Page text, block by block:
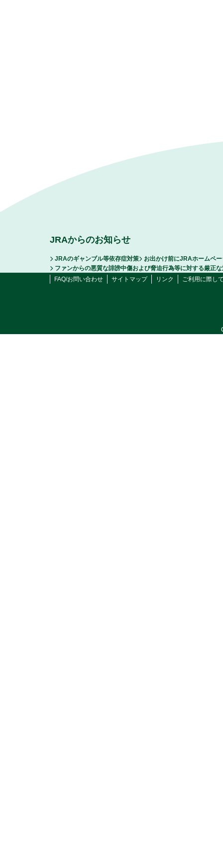
JRAからのお知らせ
JRAのギャンブル等依存症対策
お出かけ前にJRAホームペ
ファンからの悪質な誹謗中傷および脅迫行為等に対する厳正
FAQ/お問い合わせ
サイトマップ リンク ご利用に際し